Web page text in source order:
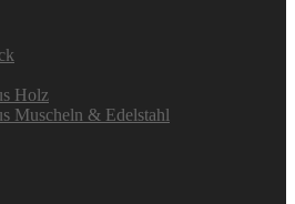
Holz
Muscheln & Edelstahl